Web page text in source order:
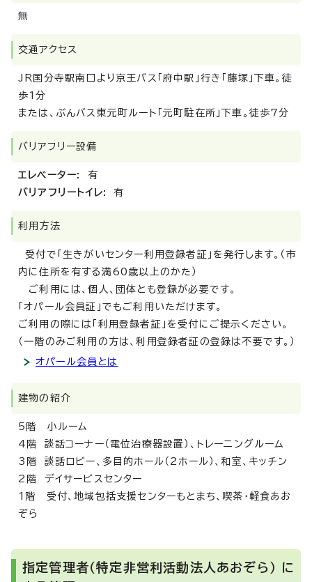
無
交通アクセス
JR国分寺駅南口より京王バス「府中駅」行き「藤塚」下車。徒
歩1分
または、ぶんバス東元町ルート「元町駐在所」下車。徒歩7分
バリアフリー設備
エレベーター:
有
バリアフリートイレ:
有
利用方法
受付で「生きがいセンター利用登録者証」を発行します。（市
内に住所を有する満60歳以上のかた）
ご利用には、個人、団体とも登録が必要です。
「オパール会員証」でもご利用いただけます。
ご利用の際には「利用登録者証」を受付にご提示ください。
（一階のみご利用の方は、利用登録者証の登録は不要です。）
オパール会員とは
建物の紹介
5階 小ルーム
4階 談話コーナー（電位治療器設置）、トレーニングルーム
3階 談話ロビー、多目的ホール（2ホール）、和室、キッチン
2階 デイサービスセンター
1階 受付、地域包括支援センターもとまち、喫茶・軽食あお
ぞら
指定管理者（特定非営利活動法人あおぞら） に